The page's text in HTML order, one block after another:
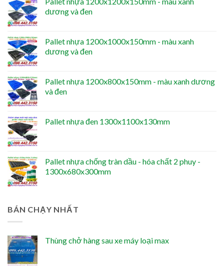
dương và đen
Pallet nhựa 1200x1000x150mm - màu xanh
dương và đen
Pallet nhựa 1200x800x150mm - màu xanh dương
và đen
Pallet nhựa đen 1300x1100x130mm
Pallet nhựa chống tràn dầu - hóa chất 2 phuy -
1300x680x300mm
BÁN CHẠY NHẤT
Thùng chở hàng sau xe máy loại max